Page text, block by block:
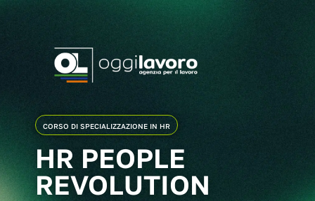
CORSO DI SPECIALIZZAZIONE IN HR
HR PEOPLE
REVOLUTION